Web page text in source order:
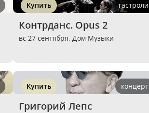
Купить гастроли
Контрданс. Opus 2
вс 27 сентября, Дом Музыки
Купить концерт
Григорий Лепс